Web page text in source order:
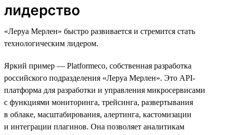
лидерство
«Леруа Мерлен» быстро развивается и стремится стать
технологическим лидером.
Яркий пример — Platformeco, собственная разработка
российского подразделения «Леруа Мерлен». Это API-
платформа для разработки и управления микросервисами
с функциями мониторинга, трейсинга, развертывания
в облаке, масштабирования, алертинга, кастомизации
и интеграции плагинов. Она позволяет аналитикам